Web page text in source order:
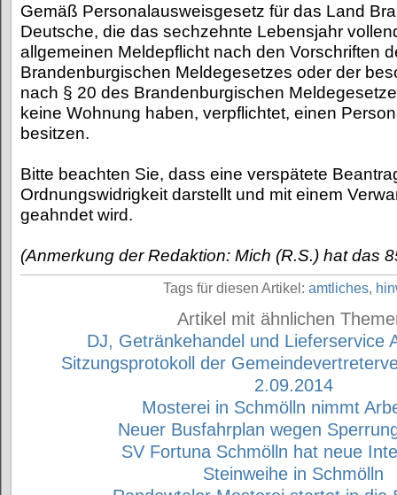
Gemäß Personalausweisgesetz für das Land
Deutsche, die das sechzehnte Lebensjahr
allgemeinen Meldepflicht nach den Vorschriften
Brandenburgischen Meldegesetzes oder der
nach § 20 des Brandenburgischen
keine Wohnung haben, verpflichtet, einen
besitzen.
Bitte beachten Sie, dass eine verspätete
Ordnungswidrigkeit darstellt und mit einem
geahndet wird.
(Anmerkung der Redaktion: Mich (R.S.) hat das
Tags für diesen Artikel: amtliches,
Artikel mit ähnlichen
DJ, Getränkehandel und Lieferservice
Sitzungsprotokoll der
2.09.2014
Mosterei in Schmölln nimmt
Neuer Busfahrplan wegen
SV Fortuna Schmölln hat neue
Steinweihe in Schmölln